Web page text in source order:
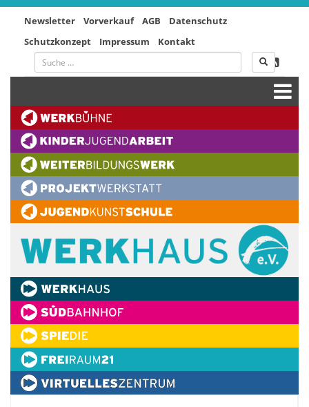
Newsletter Vorverkauf AGB
Datenschutz
Schutzkonzept
Impressum Kontakt